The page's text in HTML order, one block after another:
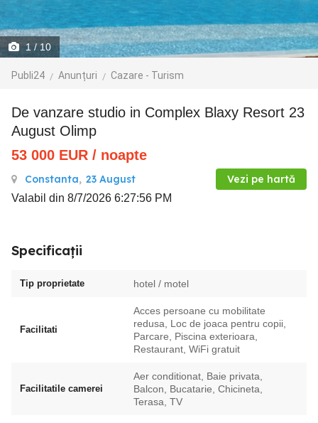
1 / 10
Publi24 Anunțuri Cazare - Turism
De vanzare studio in Complex Blaxy Resort 23
August Olimp
53 000 EUR / noapte
Constanta, 23 August Vezi pe hartă
Valabil din 8/7/2026 6:27:56 PM
Specificații
Tip proprietate hotel / motel
Facilitati
Acces persoane cu mobilitate
redusa, Loc de joaca pentru copii,
Parcare, Piscina exterioara,
Restaurant, WiFi gratuit
Facilitatile camerei
Aer conditionat, Baie privata,
Balcon, Bucatarie, Chicineta,
Terasa, TV